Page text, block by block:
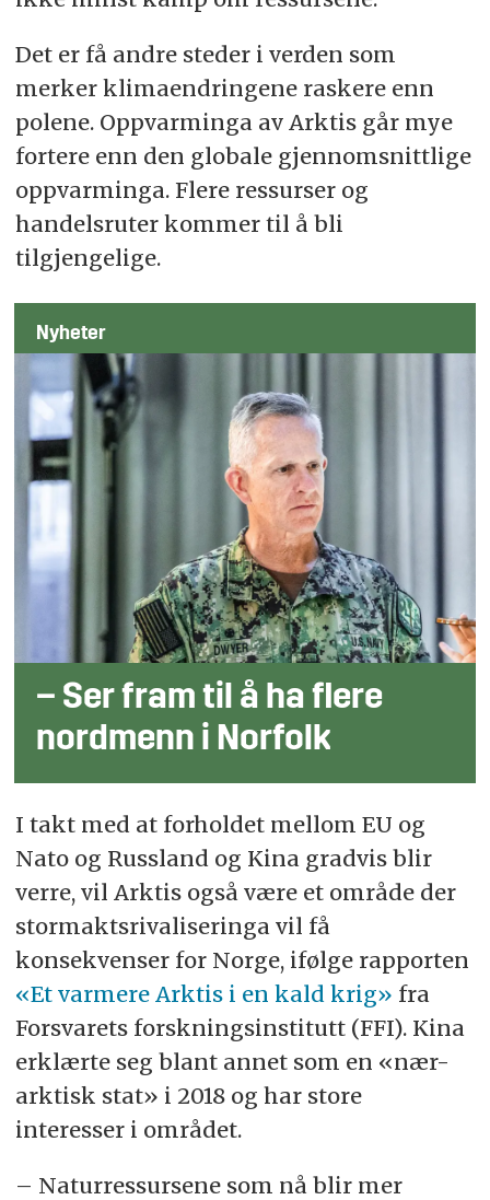
Det er få andre steder i verden som
merker klimaendringene raskere enn
polene. Oppvarminga av Arktis går mye
fortere enn den globale gjennomsnittlige
oppvarminga. Flere ressurser og
handelsruter kommer til å bli
tilgjengelige.
Nyheter
– Ser fram til å ha flere
nordmenn i Norfolk
I takt med at forholdet mellom EU og
Nato og Russland og Kina gradvis blir
verre, vil Arktis også være et område der
stormaktsrivaliseringa vil få
konsekvenser for Norge, ifølge rapporten
«Et varmere Arktis i en kald krig» fra
Forsvarets forskningsinstitutt (FFI). Kina
erklærte seg blant annet som en «nær-
arktisk stat» i 2018 og har store
interesser i området.
– Naturressursene som nå blir mer